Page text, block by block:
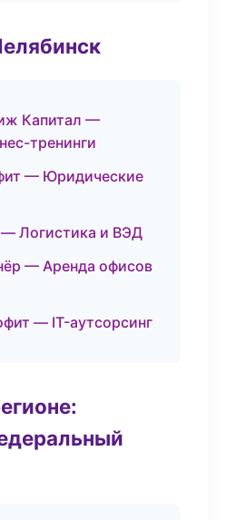
Капитал —
тренинги
— Юридические
Логистика и ВЭД
— Аренда офисов
— IT-аутсорсинг